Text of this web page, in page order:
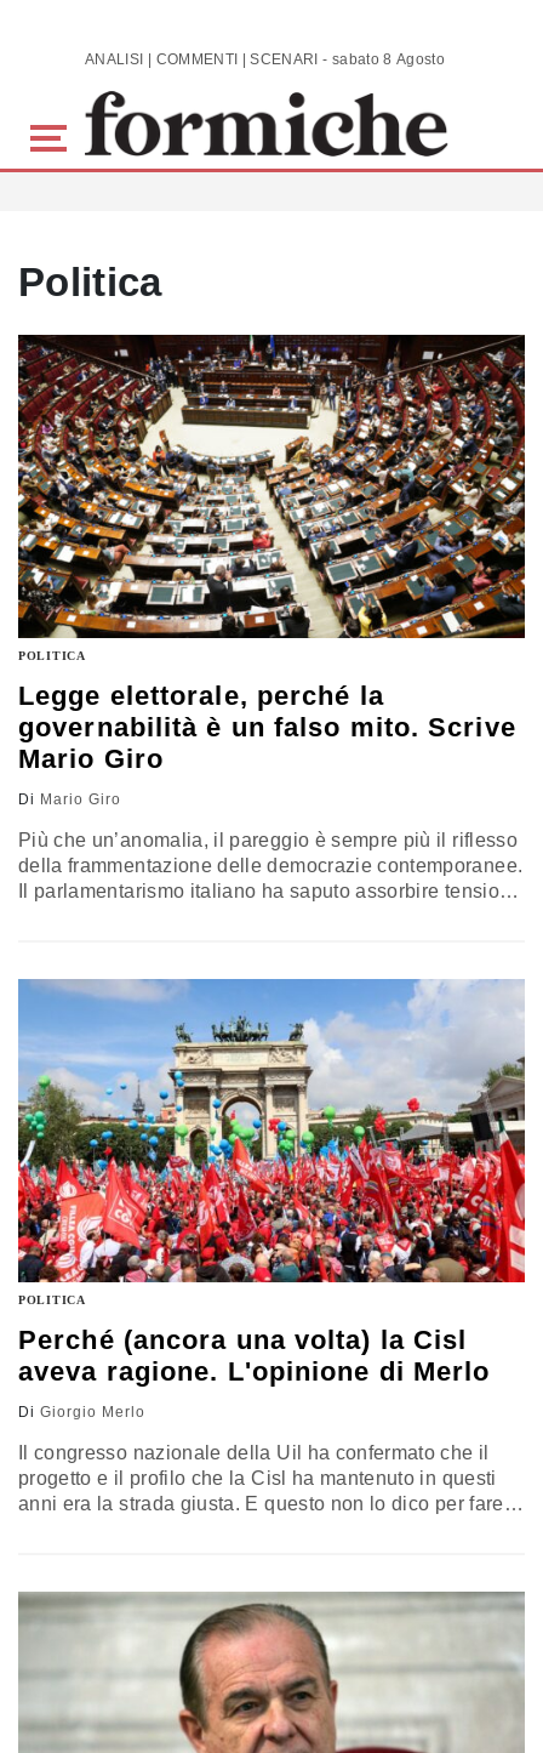
Skip to main content ANALISI | COMMENTI | SCENARI - sabato 8 Agosto 2026
Politica
POLITICA
Legge elettorale, perché la
governabilità è un falso mito. Scrive
Mario Giro
Di Mario Giro
Più che un’anomalia, il pareggio è sempre più il riflesso
della frammentazione delle democrazie contemporanee.
Il parlamentarismo italiano ha saputo assorbire tensioni
europea mostra che neppure i sistemi presidenziali o
bipolari sono immuni dall’instabilità. La vera sfida non è
eliminare il compromesso, ma valorizzarlo come
essenza della democrazia parlamentare. L’analisi di
Mario Giro
POLITICA
Perché (ancora una volta) la Cisl
aveva ragione. L'opinione di Merlo
Di Giorgio Merlo
Il congresso nazionale della Uil ha confermato che il
progetto e il profilo che la Cisl ha mantenuto in questi
anni era la strada giusta. E questo non lo dico per fare
scacchiere pubblico italiano se diventa semplicemente
un partito o se assume, ancora peggio, solo e soltanto
una postura ideologica e di mera controparte politica